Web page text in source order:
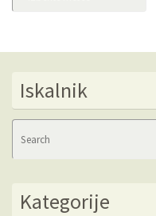
Iskalnik
Kategorije